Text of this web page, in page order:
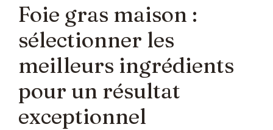
Foie gras maison :
sélectionner les
meilleurs ingrédients
pour un résultat
exceptionnel